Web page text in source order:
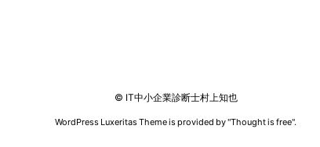
© IT中小企業診断士村上知也
WordPress Luxeritas Theme is provided by "Thought is free".